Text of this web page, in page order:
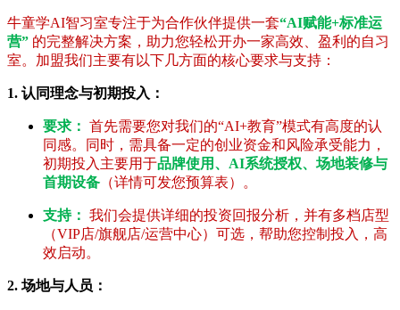
牛童学AI智习室专注于为合作伙伴提供一套“AI赋能+标准运
营” 的完整解决方案，助力您轻松开办一家高效、盈利的自习
室。加盟我们主要有以下几方面的核心要求与支持：
1. 认同理念与初期投入：
要求： 首先需要您对我们的“AI+教育”模式有高度的认
同感。同时，需具备一定的创业资金和风险承受能力，
初期投入主要用于品牌使用、AI系统授权、场地装修与
首期设备 （详情可发您预算表）。
支持： 我们会提供详细的投资回报分析，并有多档店型
（VIP店/旗舰店/运营中心）可选，帮助您控制投入，高
效启动。
2. 场地与人员：